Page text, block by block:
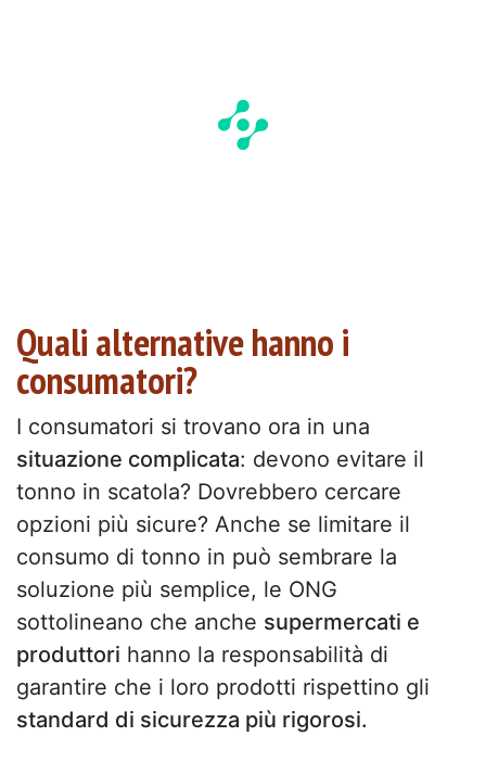
Quali alternative hanno i
consumatori?
I consumatori si trovano ora in una
situazione complicata: devono evitare il
tonno in scatola? Dovrebbero cercare
opzioni più sicure? Anche se limitare il
consumo di tonno in può sembrare la
soluzione più semplice, le ONG
sottolineano che anche supermercati e
produttori hanno la responsabilità di
garantire che i loro prodotti rispettino gli
standard di sicurezza più rigorosi.